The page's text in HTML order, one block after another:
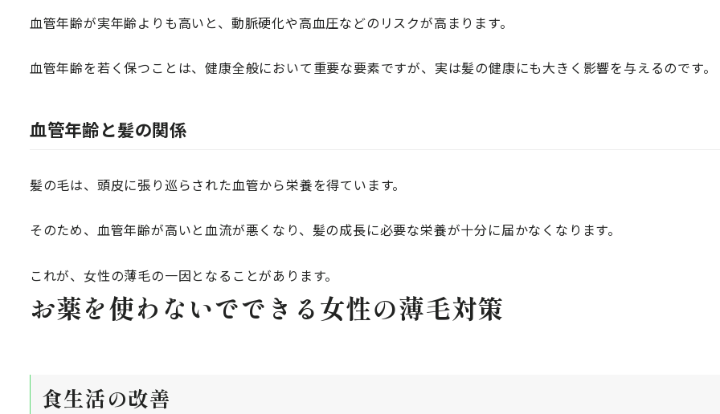
血管年齢が実年齢よりも高いと、動脈硬化や高血圧などのリスクが高まります。
血管年齢を若く保つことは、健康全般において重要な要素ですが、実は髪の健康にも大きく影響を与えるのです。
血管年齢と髪の関係
髪の毛は、頭皮に張り巡らされた血管から栄養を得ています。
そのため、血管年齢が高いと血流が悪くなり、髪の成長に必要な栄養が十分に届かなくなります。
これが、女性の薄毛の一因となることがあります。
お薬を使わないでできる女性の薄毛対策
食生活の改善